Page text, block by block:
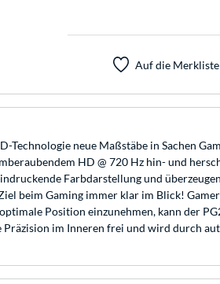
Auf die Merkliste
neue Maßstäbe in Sachen
HD @ 720 Hz hin- und
Farbdarstellung und
beim Gaming immer klar im Blick!
Position einzunehmen, kann der
im Inneren frei und wird durch